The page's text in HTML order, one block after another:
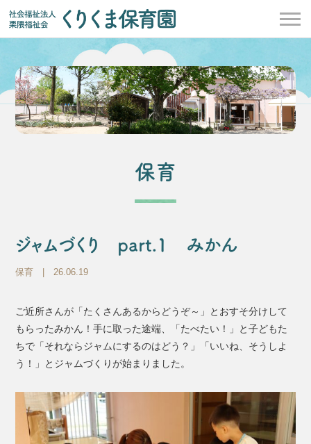
保育
ジャムづくり part.1 みかん
保育 | 26.06.19
ご近所さんが「たくさんあるからどうぞ～」とおすそ分けして
もらったみかん！手に取った途端、「たべたい！」と子どもた
ちで「それならジャムにするのはどう？」「いいね、そうしよ
う！」とジャムづくりが始まりました。